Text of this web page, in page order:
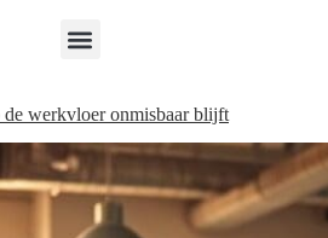
werkvloer onmisbaar blijft